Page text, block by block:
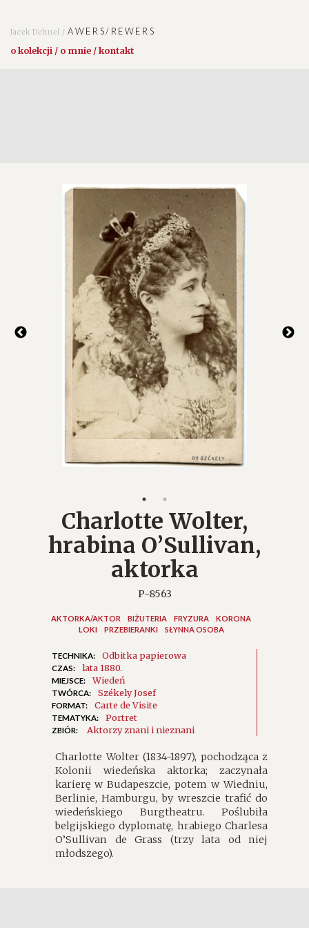
Jacek Dehnel /AWERS/REWERS
o kolekcji / o mnie / kontakt
Charlotte Wolter,
hrabina O’Sullivan,
aktorka
P-8563
AKTORKA/AKTOR BIŻUTERIA FRYZURA
KORONA
LOKI
PRZEBIERANKI SŁYNNA OSOBA
TECHNIKA: Odbitka papierowa
CZAS: lata 1880.
MIEJSCE: Wiedeń
TWÓRCA: Székely Josef
FORMAT: Carte de Visite
TEMATYKA: Portret
ZBIÓR: Aktorzy znani i nieznani
Charlotte Wolter (1834-1897), pochodząca z
Kolonii wiedeńska aktorka; zaczynała
karierę w Budapeszcie, potem w Wiedniu,
Berlinie, Hamburgu, by wreszcie trafić do
wiedeńskiego Burgtheatru. Poślubiła
belgijskiego dyplomatę, hrabiego Charlesa
O’Sullivan de Grass (trzy lata od niej
młodszego).